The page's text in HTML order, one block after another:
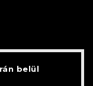
belül